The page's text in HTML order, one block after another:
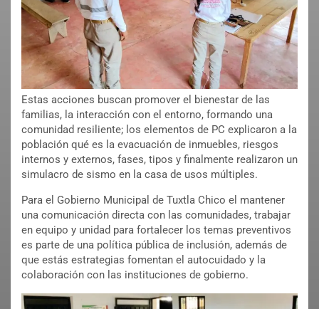
Estas acciones buscan promover el bienestar de las
familias, la interacción con el entorno, formando una
comunidad resiliente; los elementos de PC explicaron a la
población qué es la evacuación de inmuebles, riesgos
internos y externos, fases, tipos y finalmente realizaron un
simulacro de sismo en la casa de usos múltiples.
Para el Gobierno Municipal de Tuxtla Chico el mantener
una comunicación directa con las comunidades, trabajar
en equipo y unidad para fortalecer los temas preventivos
es parte de una política pública de inclusión, además de
que estás estrategias fomentan el autocuidado y la
colaboración con las instituciones de gobierno.